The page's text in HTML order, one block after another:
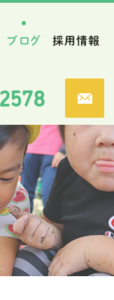
ブログ 採用情報